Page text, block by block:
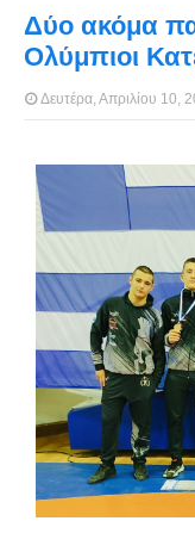
Δύο ακόμα
Ολύμπιοι
Δευτέρα, Απριλίου 10,